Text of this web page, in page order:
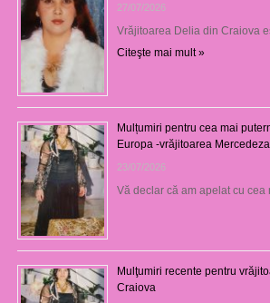
27/07/2026
Vrăjitoarea Delia din Craiova
Citeşte mai mult »
Mulțumiri pentru cea mai
Europa -vrăjitoarea
23/07/2026
Vă declar că am apelat cu cea
Mulţumiri recente pentru
Craiova